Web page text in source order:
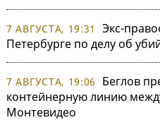
7 АВГУСТА, 19:31
Экс-
Петербурге по делу об
7 АВГУСТА, 19:06
Беглов
контейнерную линию
Монтевидео